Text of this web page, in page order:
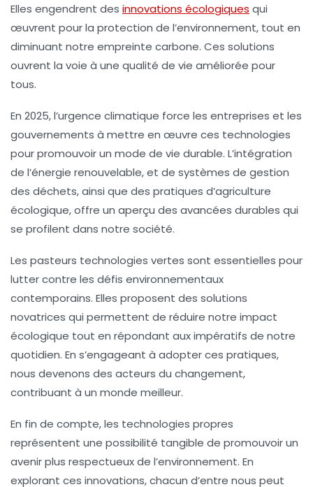
Elles engendrent des innovations écologiques qui
œuvrent pour la protection de l’environnement, tout en
diminuant notre empreinte carbone. Ces solutions
ouvrent la voie à une qualité de vie améliorée pour
tous.
En 2025, l’urgence climatique force les entreprises et les
gouvernements à mettre en œuvre ces technologies
pour promouvoir un mode de vie durable. L’intégration
de l’énergie renouvelable, et de systèmes de gestion
des déchets, ainsi que des pratiques d’agriculture
écologique, offre un aperçu des avancées durables qui
se profilent dans notre société.
Les pasteurs technologies vertes sont essentielles pour
lutter contre les défis environnementaux
contemporains. Elles proposent des solutions
novatrices qui permettent de réduire notre impact
écologique tout en répondant aux impératifs de notre
quotidien. En s’engageant à adopter ces pratiques,
nous devenons des acteurs du changement,
contribuant à un monde meilleur.
En fin de compte, les technologies propres
représentent une possibilité tangible de promouvoir un
avenir plus respectueux de l’environnement. En
explorant ces innovations, chacun d’entre nous peut